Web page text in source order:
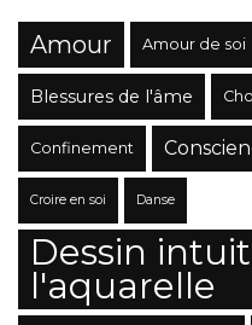
Amour Amour de soi
Blessures de l'âme
Confinement
Croire en soi Danse
Dessin
l'aquarelle